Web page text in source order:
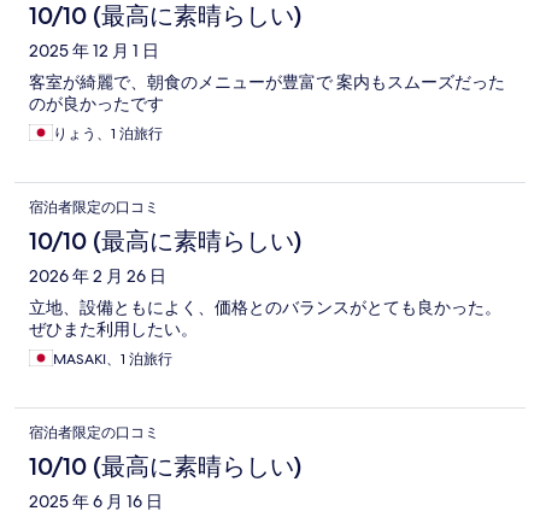
10/10 (最高に素晴らしい)
2025 年 12 月 1 日
客室が綺麗で、朝食のメニューが豊富で 案内もスムーズだった
のが良かったです
りょう、1 泊旅行
宿泊者限定の口コミ
10/10 (最高に素晴らしい)
2026 年 2 月 26 日
立地、設備ともによく、価格とのバランスがとても良かった。
ぜひまた利用したい。
MASAKI、1 泊旅行
宿泊者限定の口コミ
10/10 (最高に素晴らしい)
2025 年 6 月 16 日